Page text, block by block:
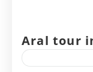
Aral tour